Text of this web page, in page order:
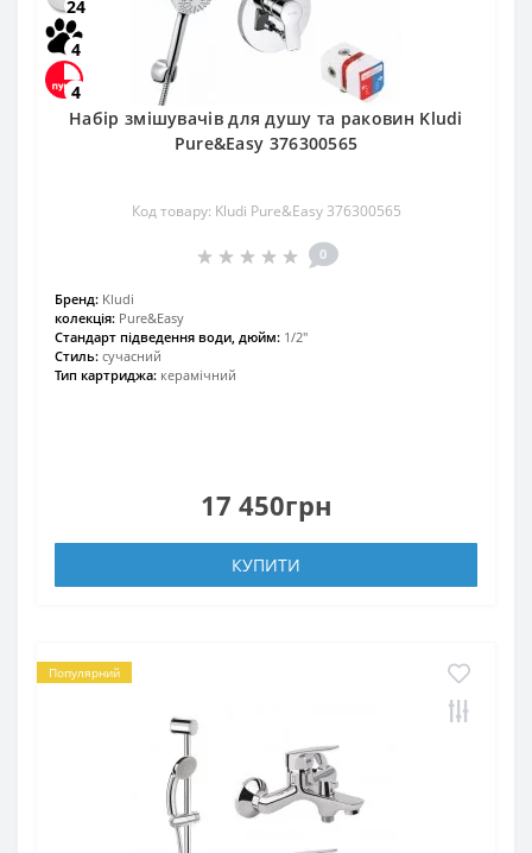
24
4
4
Набір змішувачів для душу та раковин Kludi
Pure&Easy 376300565
Код товару: Kludi Pure&Easy 376300565
0
Бренд: Kludi
колекція: Pure&Easy
Стандарт підведення води, дюйм: 1/2"
Стиль: сучасний
Тип картриджа: керамічний
17 450грн
КУПИТИ
Популярний